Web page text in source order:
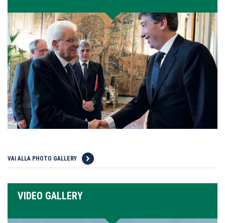
VAI ALLA PHOTO GALLERY
VIDEO GALLERY